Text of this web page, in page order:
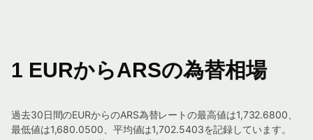
1 EURからARSの為替相場
過去30日間のEURからのARS為替レートの最高値は1,732.6800、
最低値は1,680.0500、平均値は1,702.5403を記録しています。